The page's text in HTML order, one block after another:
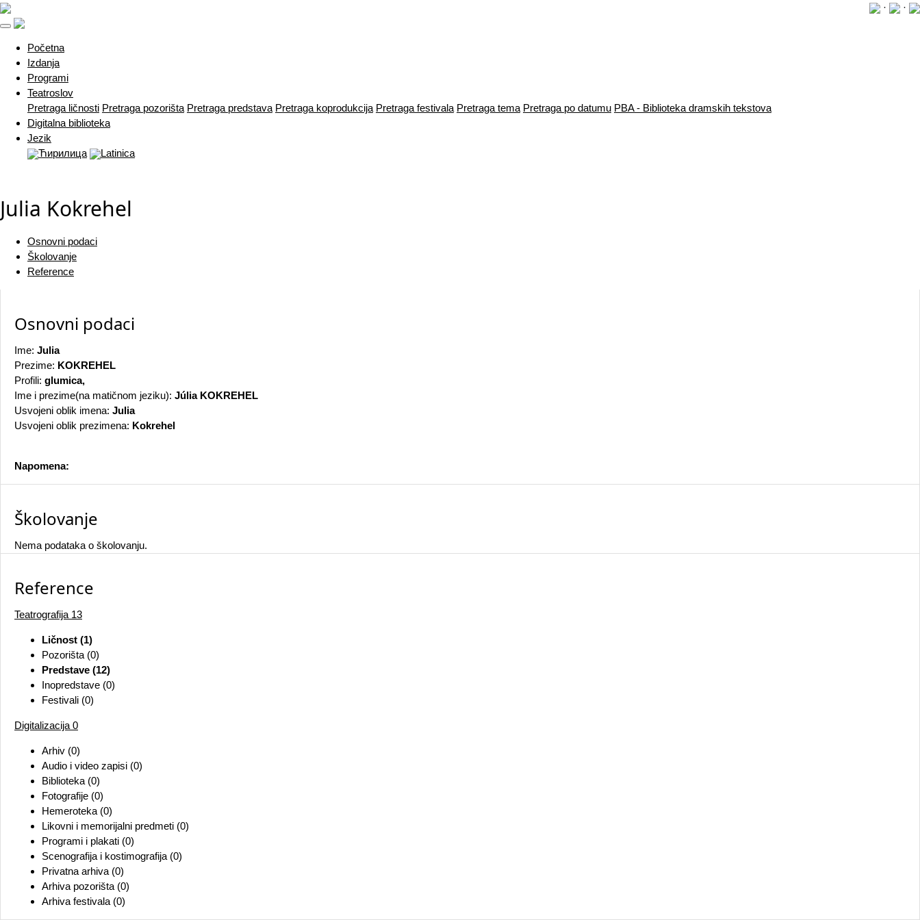
· ·
Početna(current)
Izdanja
Programi
Teatroslov
Pretraga ličnosti Pretraga pozorišta Pretraga predstava Pretraga koprodukcija Pretraga festivala Pretraga tema Pretraga po datumu PBA - Biblioteka dramskih tekstova
Digitalna biblioteka
Jezik
Ћирилица
Latinica
Julia Kokrehel
Osnovni podaci
Školovanje
Reference
Osnovni podaci
Ime: Julia
Prezime: KOKREHEL
Profili: glumica,
Ime i prezime(na matičnom jeziku): Júlia KOKREHEL
Usvojeni oblik imena: Julia
Usvojeni oblik prezimena: Kokrehel
Napomena:
Školovanje
Nema podataka o školovanju.
Reference
Teatrografija 13
Ličnost (1)
Pozorišta (0)
Predstave (12)
Inopredstave (0)
Festivali (0)
Digitalizacija 0
Arhiv (0)
Audio i video zapisi (0)
Biblioteka (0)
Fotografije (0)
Hemeroteka (0)
Likovni i memorijalni predmeti (0)
Programi i plakati (0)
Scenografija i kostimografija (0)
Privatna arhiva (0)
Arhiva pozorišta (0)
Arhiva festivala (0)